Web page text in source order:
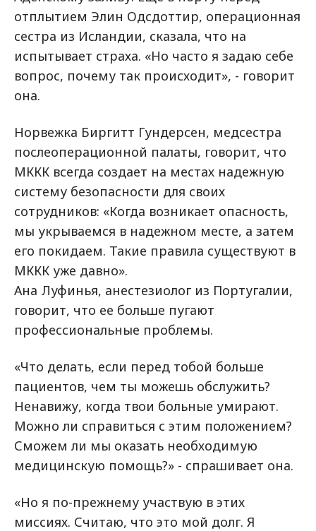
отплытием Элин Одсдоттир, операционная
сестра из Исландии, сказала, что на
испытывает страха. «Но часто я задаю себе
вопрос, почему так происходит», - говорит
она.
Норвежка Биргитт Гундерсен, медсестра
послеоперационной палаты, говорит, что
МККК всегда создает на местах надежную
систему безопасности для своих
сотрудников: «Когда возникает опасность,
мы укрываемся в надежном месте, а затем
его покидаем. Такие правила существуют в
МККК уже давно».
Ана Луфинья, анестезиолог из Португалии,
говорит, что ее больше пугают
профессиональные проблемы.
«Что делать, если перед тобой больше
пациентов, чем ты можешь обслужить?
Ненавижу, когда твои больные умирают.
Можно ли справиться с этим положением?
Сможем ли мы оказать необходимую
медицинскую помощь?» - спрашивает она.
«Но я по-прежнему участвую в этих
миссиях. Считаю, что это мой долг. Я